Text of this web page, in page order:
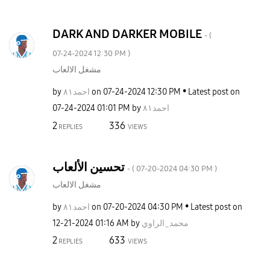
DARK AND DARKER MOBILE - (
‎07-24-202412:30 PM )
مشغل الالعاب
by احمد٨١ on ‎07-24-202412:30 PM
Latest post on
‎07-24-2024 01:01 PM by احمد٨١
2 REPLIES 336 VIEWS
تحسين الألعاب - ( ‎07-20-2024 04:30 PM )
مشغل الالعاب
by احمد٨١ on ‎07-20-2024 04:30 PM
Latest post on
‎12-21-2024 01:16 AM by محمد_الراوي
2REPLIES 633 VIEWS